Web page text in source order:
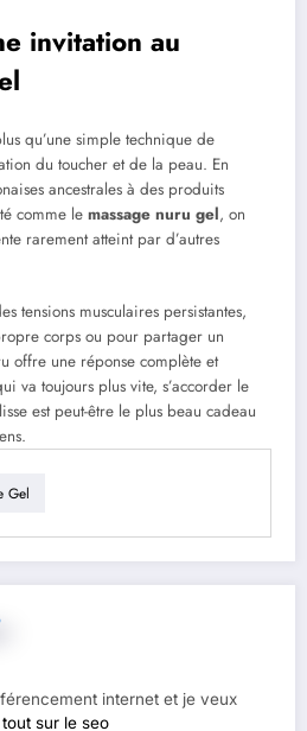
invitation au
qu’une simple technique de
du toucher et de la peau. En
ancestrales à des produits
comme le massage nuru gel, on
rarement atteint par d’autres
tensions musculaires persistantes,
corps ou pour partager un
offre une réponse complète et
va toujours plus vite, s’accorder le
est peut-être le plus beau cadeau
Gel
internet et je veux
tout sur le seo